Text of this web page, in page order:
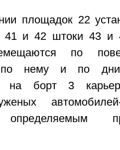
площадок 22
41 и 42 штоки 43 и
по
по нему и по
на борт 3